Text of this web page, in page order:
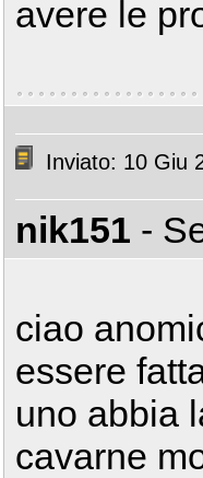
avere le
Inviato: 10 Giu
nik151 -
ciao
essere
uno abbia
cavarne